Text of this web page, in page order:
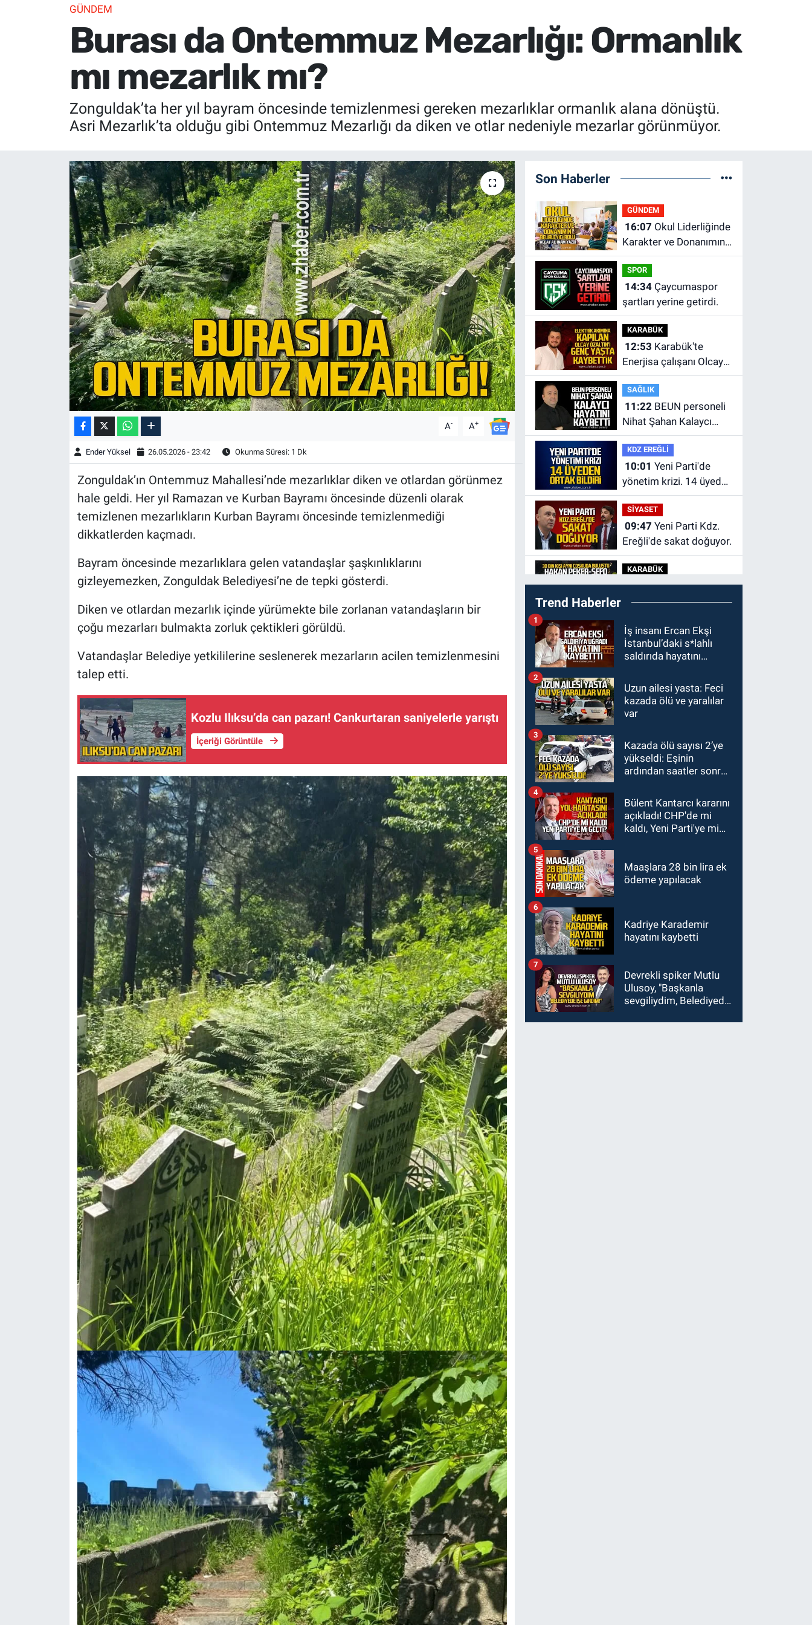
GÜNDEM
Burası da Ontemmuz Mezarlığı: Ormanlık
mı mezarlık mı?
Zonguldak’ta her yıl bayram öncesinde temizlenmesi gereken mezarlıklar ormanlık alana dönüştü.
Asri Mezarlık’ta olduğu gibi Ontemmuz Mezarlığı da diken ve otlar nedeniyle mezarlar görünmüyor.
A- A+
Ender Yüksel 26.05.2026 - 23:42 Okunma Süresi: 1 Dk
Zonguldak’ın Ontemmuz Mahallesi’nde mezarlıklar diken ve otlardan görünmez
hale geldi. Her yıl Ramazan ve Kurban Bayramı öncesinde düzenli olarak
temizlenen mezarlıkların Kurban Bayramı öncesinde temizlenmediği
dikkatlerden kaçmadı.
Bayram öncesinde mezarlıklara gelen vatandaşlar şaşkınlıklarını
gizleyemezken, Zonguldak Belediyesi’ne de tepki gösterdi.
Diken ve otlardan mezarlık içinde yürümekte bile zorlanan vatandaşların bir
çoğu mezarları bulmakta zorluk çektikleri görüldü.
Vatandaşlar Belediye yetkililerine seslenerek mezarların acilen temizlenmesini
talep etti.
Kozlu Ilıksu’da can pazarı! Cankurtaran saniyelerle yarıştı
İçeriği Görüntüle
Son Haberler
GÜNDEM
16:07
Karakter ve Donanımın
Belirleyici Rolü
SPOR
14:34Çaycumaspor
şartları yerine getirdi.
KARABÜK
12:53
Enerjisa çalışanı Olcay
Özaltın elektrik akımına
kapılarak hayatını
kaybetti.
SAĞLIK
11:22BEUN personeli
Nihat Şahan Kalaycı
hayatını kaybetti
KDZ EREĞLİ
10:01
yönetim krizi. 14 üyeden
ortak bildiri.
SİYASET
09:47
Ereğli'de sakat doğuyor.
KARABÜK
09:30Karabük'te 30
bin kişi aynı coşkuda
KDZ EREĞLİ
09:24Zonguldak'ta
gece- gündüz
denetim.
GÜNDEM
23:55Devrek
Belediyespor, (PGL)
tamamladı
GÜNDEM
23:19İstanbul Park
satışta!
Trend Haberler
İş insanı Ercan Ekşi
İstanbul’daki s*lahlı
saldırıda hayatını
1
Uzun ailesi yasta: Feci
kazada ölü ve yaralılar
var
2
Kazada ölü sayısı 2’ye
yükseldi: Eşinin
ardından saatler sonra
kaybetti
3
Bülent Kantarcı kararını
açıkladı! CHP'de mi
kaldı, Yeni Parti'ye mi
4
Maaşlara 28 bin lira ek
ödeme yapılacak
5
Kadriye Karademir
hayatını kaybetti
6
Devrekli spiker Mutlu
Ulusoy, "Başkanla
sevgiliydim, Belediyede
7